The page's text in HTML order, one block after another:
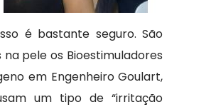
é bastante seguro. São
na pele os Bioestimuladores
em Engenheiro Goulart,
um tipo de “irritação